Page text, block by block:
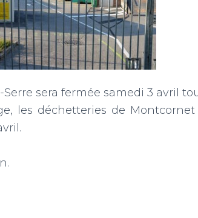
sera fermée samedi 3 avril
les déchetteries de Montcornet